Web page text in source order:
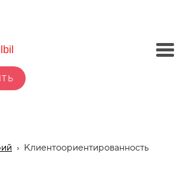
› Клиентоориентированность